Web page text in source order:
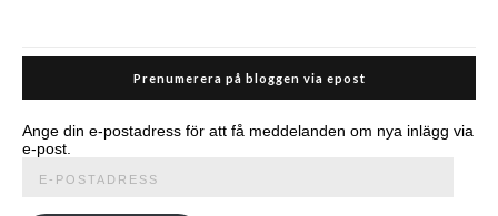
Prenumerera på bloggen via epost
Ange din e-postadress för att få meddelanden om nya inlägg via
e-post.
postadress